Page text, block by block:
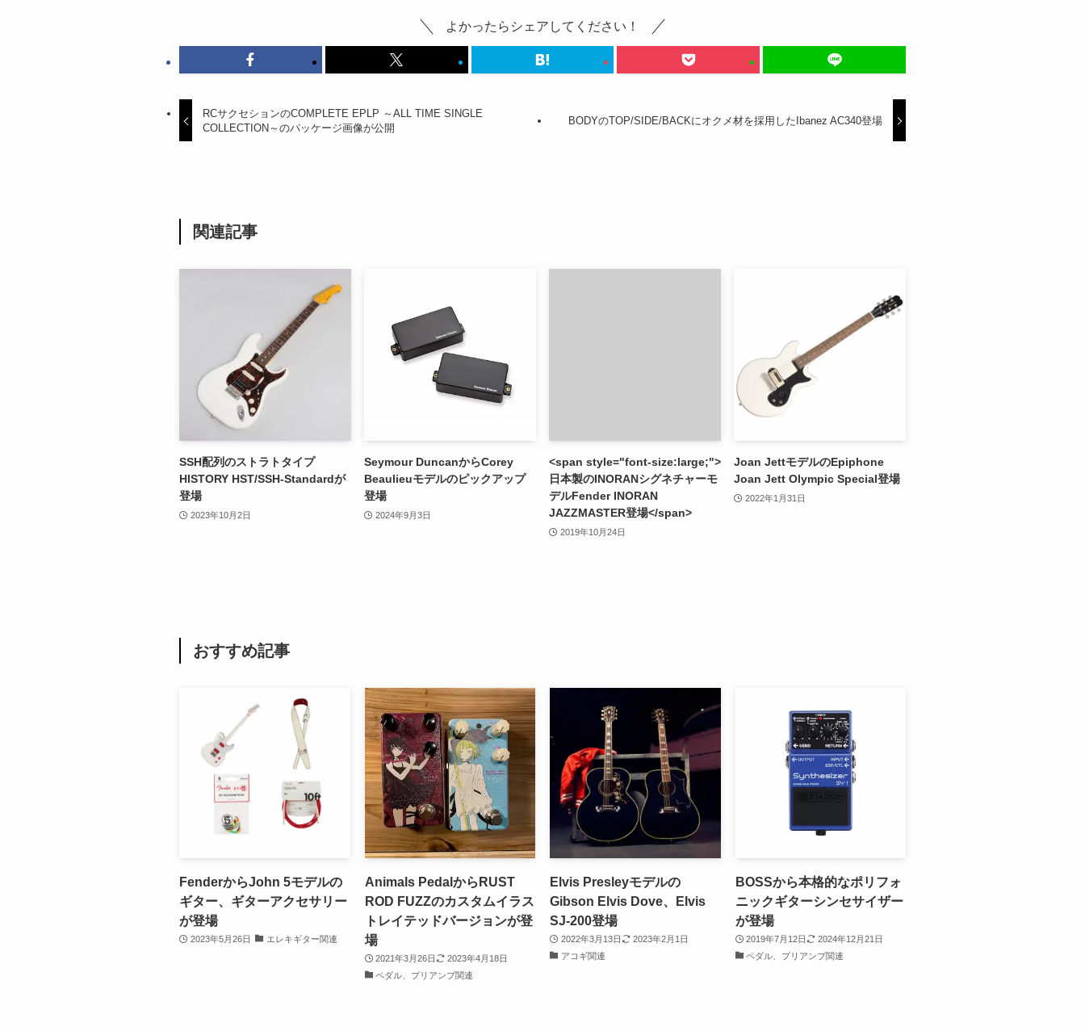
よかったらシェアしてください！
RCサクセションのCOMPLETE EPLP ～ALL TIME SINGLE
COLLECTION～のパッケージ画像が公開
BODYのTOP/SIDE/BACKにオクメ材を採用したIbanez AC340登場
関連記事
SSH配列のストラトタイプ
HISTORY HST/SSH-Standardが
登場
2023年10月2日
Seymour DuncanからCorey
Beaulieuモデルのピックアップ
登場
2024年9月3日
<span style="font-size:large;">
日本製のINORANシグネチャーモ
デルFender INORAN
JAZZMASTER登場</span>
2019年10月24日
Joan JettモデルのEpiphone
Joan Jett Olympic Special登場
2022年1月31日
おすすめ記事
FenderからJohn 5モデルの
ギター、ギターアクセサリー
が登場
2023年5月26日 エレキギター関連
Animals PedalからRUST
ROD FUZZのカスタムイラス
トレイテッドバージョンが登
場
2021年3月26日
2023年4月18日
ペダル、プリアンプ関連
Elvis Presleyモデルの
Gibson Elvis Dove、Elvis
SJ-200登場
2022年3月13日
2023年2月1日
アコギ関連
BOSSから本格的なポリフォ
ニックギターシンセサイザー
が登場
2019年7月12日
2024年12月21日
ペダル、プリアンプ関連